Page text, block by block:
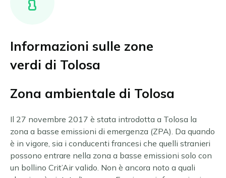
Informazioni sulle zone
verdi di Tolosa
Zona ambientale di Tolosa
Il 27 novembre 2017 è stata introdotta a Tolosa la
zona a basse emissioni di emergenza (ZPA). Da quando
è in vigore, sia i conducenti francesi che quelli stranieri
possono entrare nella zona a basse emissioni solo con
un bollino Crit’Air valido. Non è ancora noto a quali